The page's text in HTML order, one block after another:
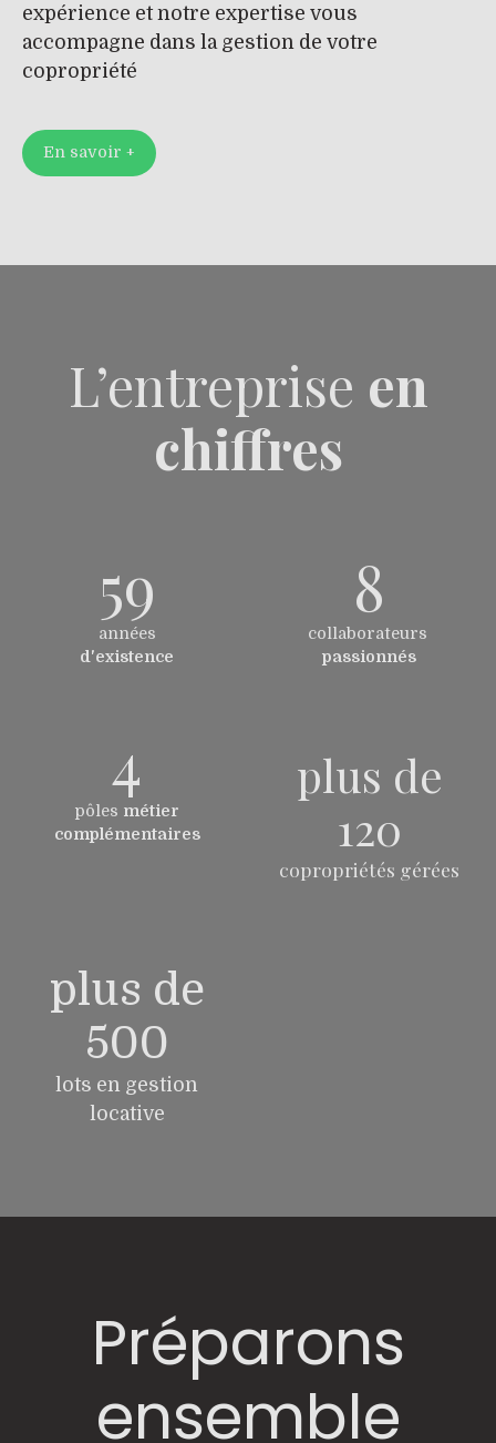
expérience et notre expertise vous
accompagne dans la gestion de votre
copropriété
En savoir +
L’entreprise en
chiffres
59
années
d'existence
8
collaborateurs
passionnés
4
pôles métier
complémentaires
plus de
120
copropriétés gérées
plus de
500
lots en gestion
locative
Préparons
ensemble